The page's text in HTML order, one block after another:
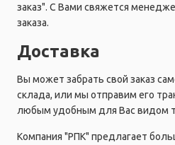
заказ". С Вами свяжется
заказа.
Доставка
Вы может забрать свой заказ
склада, или мы отправим его
любым удобным для Вас видом
Компания "РПК" предлагает